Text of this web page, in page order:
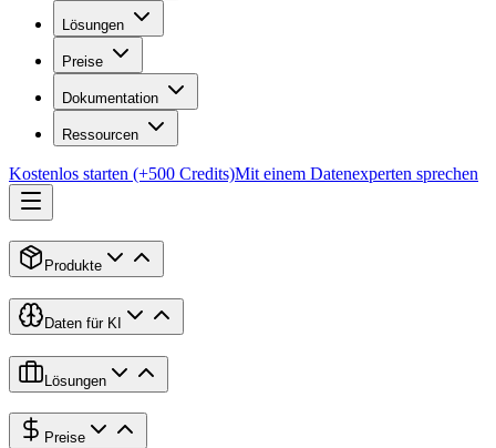
Lösungen
Preise
Dokumentation
Ressourcen
Kostenlos starten (+500 Credits)Mit einem Datenexperten sprechen
Produkte
Daten für KI
Lösungen
Preise